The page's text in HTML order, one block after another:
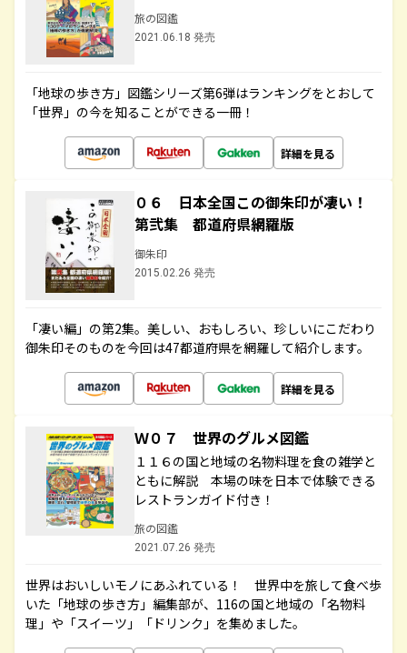
旅の図鑑
2021.06.18 発売
「地球の歩き方」図鑑シリーズ第6弾はランキングをとおして
「世界」の今を知ることができる一冊！
詳細を見る
０６ 日本全国この御朱印が凄い！
第弐集 都道府県網羅版
御朱印
2015.02.26 発売
「凄い編」の第2集。美しい、おもしろい、珍しいにこだわり
御朱印そのものを今回は47都道府県を網羅して紹介します。
詳細を見る
Ｗ０７ 世界のグルメ図鑑
１１６の国と地域の名物料理を食の雑学と
ともに解説 本場の味を日本で体験できる
レストランガイド付き！
旅の図鑑
2021.07.26 発売
世界はおいしいモノにあふれている！ 世界中を旅して食べ歩
いた「地球の歩き方」編集部が、116の国と地域の「名物料
理」や「スイーツ」「ドリンク」を集めました。